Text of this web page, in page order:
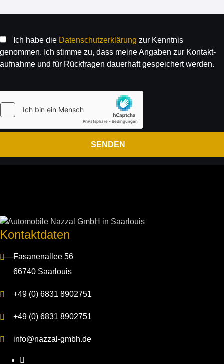
Ich habe die Daten­schutz­erklärung zur Kenntnis
genommen. Ich stimme zu, dass meine Angaben zur Kontakt­
aufnahme und für Rück­fragen dauer­haft gespeichert werden.
Kontakt­daten
Fasanenallee 56
66740 Saarlouis
+49 (0) 6831 8902751
+49 (0) 6831 8902751
info@nazzal-gmbh.de